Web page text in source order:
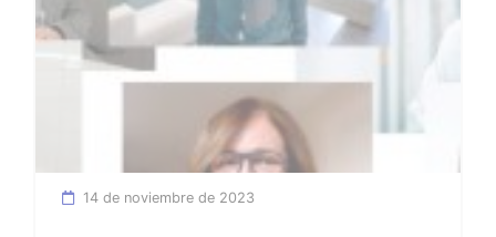
preconcepcional, se podría proporcionar una
correcta atención sanitaria a la mujer antes
el embarazo, para garantizar que este sea
saludable, minimizar riesgos como la
diabetes gestacional y promover un parto
sin complicaciones. De tal forma que se
reduciría la tasa de cesáreas que
14 de noviembre de 2023